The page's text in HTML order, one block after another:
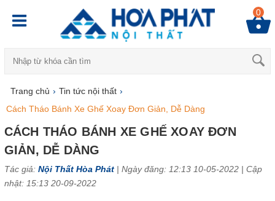
0
Trang chủ › Tin tức nội thất ›
Cách Tháo Bánh Xe Ghế Xoay Đơn Giản, Dễ Dàng
CÁCH THÁO BÁNH XE GHẾ XOAY ĐƠN
GIẢN, DỄ DÀNG
Tác giả: Nội Thất Hòa Phát| Ngày đăng: 12:13 10-05-2022 | Cập
nhật: 15:13 20-09-2022